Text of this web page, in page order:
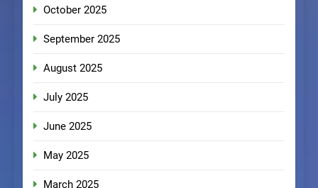
October 2025
September 2025
August 2025
July 2025
June 2025
May 2025
March 2025